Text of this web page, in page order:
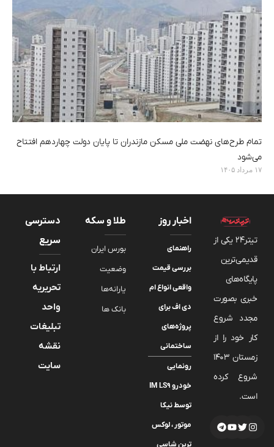
تمام طرح‌های نهضت ملی مسکن مازندران تا پایان دولت چهاردهم افتتاح
می‌شود
۱۷ مرداد ۱۴۰۵
تیتر24 یکی از
قدیمی‌ترین
پایگاه‌های
خبری بصورت
مجدد شروع
کار خود را از
زمستان 1403
شروع کرده
است.
اخبار روز
راهنمای
بررسی قیمت
واقعی انواع ام
دی اف برای
پروژه‌های
ساختمانی
رونمایی
خودرو IM LS9
توسط نیکا
موتور ، لوکس
ترین شاسی
طلا و سکه
بورس ایران
وضعیت
یارانه‌ها
بانک ها
دسترسی
سریع
ارتباط با
تحریریه
واحد
تبلیغات
نقشه
سایت